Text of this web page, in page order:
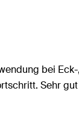
bei
Sehr